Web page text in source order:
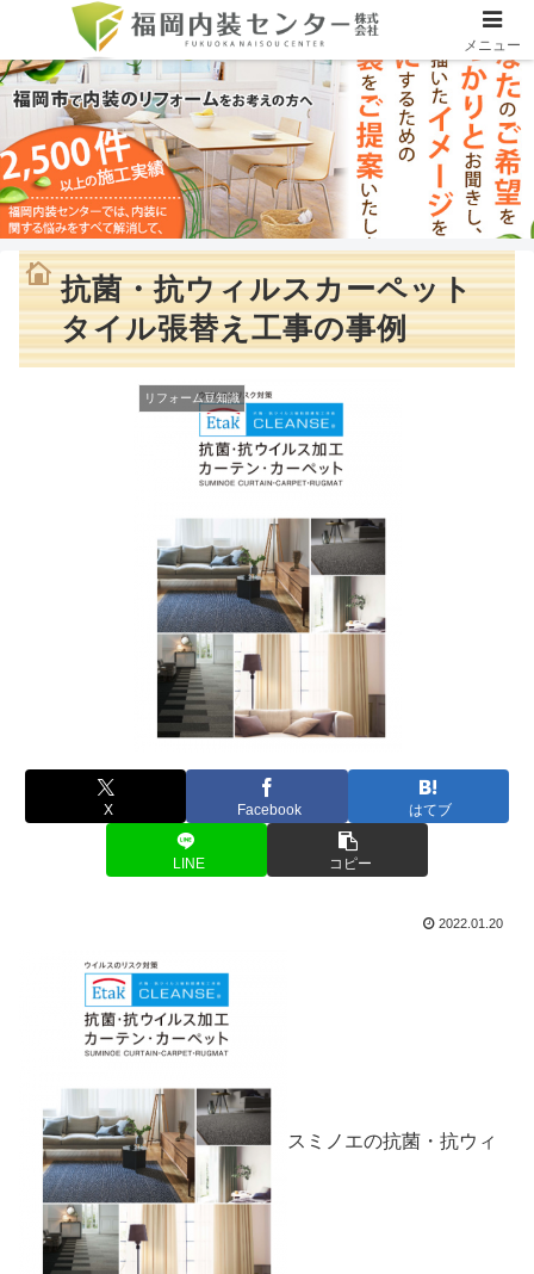
抗菌・抗ウィルスカーペット
タイル張替え工事の事例
リフォーム豆知識
X Facebook はてブ
LINE コピー
2022.01.20
スミノエの抗菌・抗ウィ
メニュー